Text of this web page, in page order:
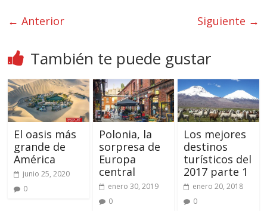
← Anterior Siguiente →
También te puede gustar
El oasis más
grande de
América
junio 25, 2020
0
Polonia, la
sorpresa de
Europa
central
enero 30, 2019
0
Los mejores
destinos
turísticos del
2017 parte 1
enero 20, 2018
0